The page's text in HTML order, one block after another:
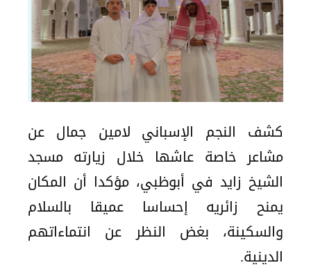
كشف النجم الإسباني لامين جمال عن
مشاعر خاصة عاشها خلال زيارته مسجد
الشيخ زايد في أبوظبي، مؤكدا أن المكان
يمنح زائريه إحساسا عميقا بالسلام
والسكينة، بغض النظر عن انتماءاتهم
الدينية.